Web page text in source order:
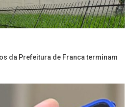
da Prefeitura de Franca terminam